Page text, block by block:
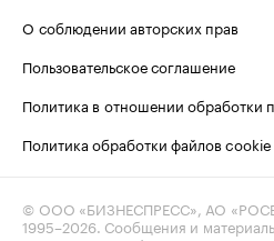
О соблюдении авторских прав
Пользовательское соглашение
Политика в отношении обработки
Политика обработки файлов cookie
© ООО «БИЗНЕСПРЕСС», АО
1995–2026 . Сообщения и